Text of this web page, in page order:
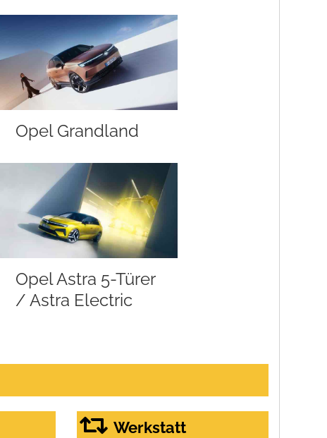
Opel Grandland
Opel Astra 5-Türer
/ Astra Electric
Werkstatt